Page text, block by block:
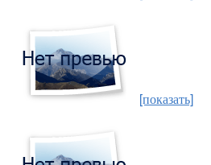
[показать]